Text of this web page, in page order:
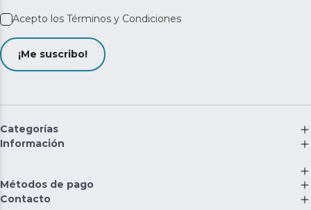
Acepto los Términos y Condiciones
¡Me suscribo!
Categorías
Información
Métodos de pago
Contacto